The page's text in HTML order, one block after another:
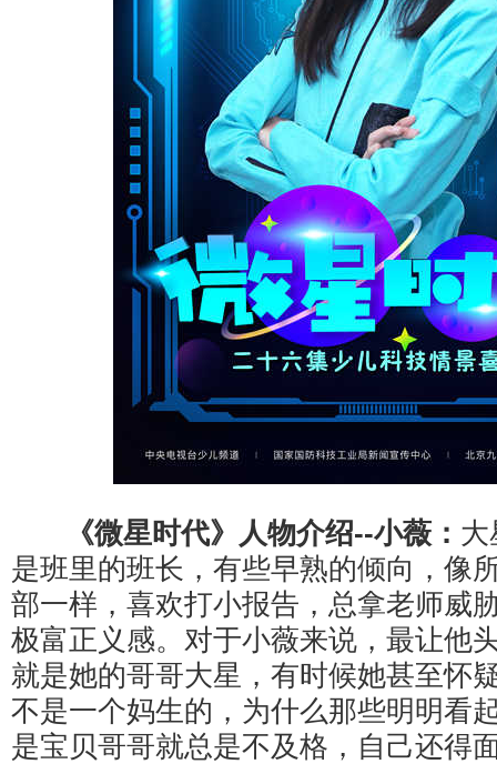
《微星时代》人物介绍--小薇： 大
是班里的班长，有些早熟的倾向，像
部一样，喜欢打小报告，总拿老师威
极富正义感。对于小薇来说，最让他
就是她的哥哥大星，有时候她甚至怀
不是一个妈生的，为什么那些明明看
是宝贝哥哥就总是不及格，自己还得